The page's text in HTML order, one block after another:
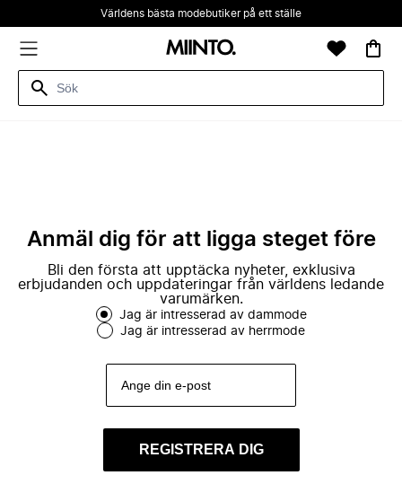
Världens bästa modebutiker på ett ställe
Anmäl dig för att ligga steget före
Bli den första att upptäcka nyheter, exklusiva
erbjudanden och uppdateringar från världens ledande
varumärken.
Jag är intresserad av dammode
Jag är intresserad av herrmode
REGISTRERA DIG